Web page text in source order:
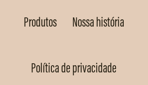
Produtos Nossa história
Política de privacidade